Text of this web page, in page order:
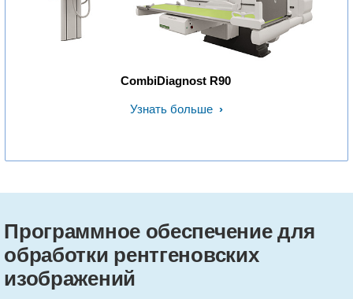
CombiDiagnost R90
Узнать больше
Программное обеспечение для
обработки рентгеновских
изображений